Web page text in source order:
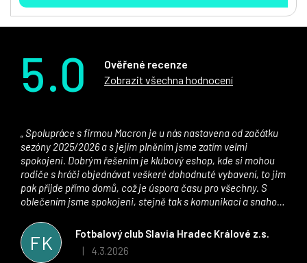
5.0
Ověřené recenze
Zobrazit všechna hodnocení
FK
Fotbalový club Slavia Hradec Králové z.s.
Hodnocení obchodu je 5 z 5 hvězdiček.
| 4.3.2026
sezóny 2025/2026 a s jejím plněním jsme zatím velmi
spokojeni. Dobrým řešením je klubový eshop, kde si mohou
rodiče s hráči objednávat veškeré dohodnuté vybavení, to jim
pak přijde přímo domů, což je úspora času pro všechny. S
oblečením jsme spokojeni, stejně tak s komunikací a snahou
stran. Věříme, že v tomto duchu bude spolupráce pokračovat
i nadále, nyní už začínáme řešit i první sady dresů ;)